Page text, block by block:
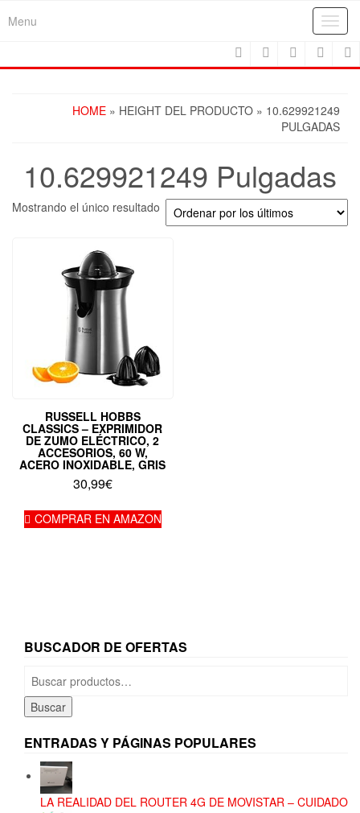
Menu
HOME » HEIGHT DEL PRODUCTO » 10.629921249
PULGADAS
10.629921249 Pulgadas
Mostrando el único resultado
RUSSELL HOBBS
CLASSICS – EXPRIMIDOR
DE ZUMO ELÉCTRICO, 2
ACCESORIOS, 60 W,
ACERO INOXIDABLE, GRIS
30,99€
COMPRAR EN AMAZON
BUSCADOR DE OFERTAS
por:
Buscar
ENTRADAS Y PÁGINAS POPULARES
LA REALIDAD DEL ROUTER 4G DE MOVISTAR – CUIDADO